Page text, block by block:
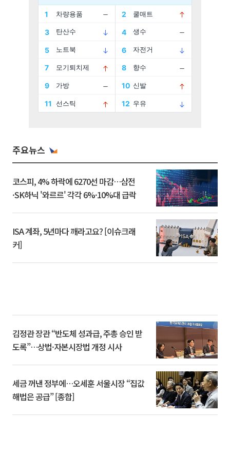
주요뉴스
코스피, 4% 하락에 6270선 마감…삼전
·SK하닉 '와르르' 각각 6%·10%대 급락
ISA 계좌, 5년마다 깨라고요? [이슈크래
커]
김정관 장관 “반도체 성과급, 주총 승인 받
도록”…상법·자본시장법 개정 시사
세금 꺼낸 정부에…오세훈 서울시장 “집값
해법은 공급” [종합]